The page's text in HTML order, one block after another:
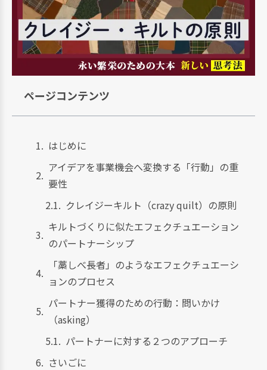
ページコンテンツ
はじめに
アイデアを事業機会へ変換する「行動」の重
要性
クレイジーキルト（crazy quilt）の原則
キルトづくりに似たエフェクチュエーション
のパートナーシップ
「藁しべ長者」のようなエフェクチュエーシ
ョンのプロセス
パートナー獲得のための行動：問いかけ
（asking）
パートナーに対する２つのアプローチ
さいごに